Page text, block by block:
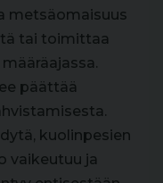
metsäomaisuus
tai toimittaa
päättää
kuolinpesien
vaikeutuu ja